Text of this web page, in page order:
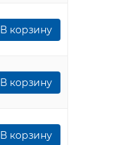
В корзину
В корзину
В корзину